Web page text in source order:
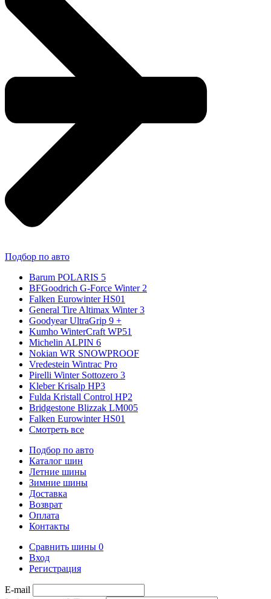
Подбор по авто
Barum POLARIS 5
BFGoodrich G-Force Winter 2
Falken Eurowinter HS01
General Tire Altimax Winter 3
Goodyear UltraGrip 9 +
Kumho WinterCraft WP51
Michelin ALPIN 6
Nokian WR SNOWPROOF
Vredestein Wintrac Pro
Pirelli Winter Sottozero 3
Kleber Krisalp HP3
Fulda Kristall Control HP2
Bridgestone Blizzak LM005
Falken Eurowinter HS01
Смотреть все
Подбор по авто
Каталог шин
Летние шины
Зимние шины
Доставка
Возврат
Оплата
Контакты
Сравнить шины 0
Вход
Регистрация
E-mail